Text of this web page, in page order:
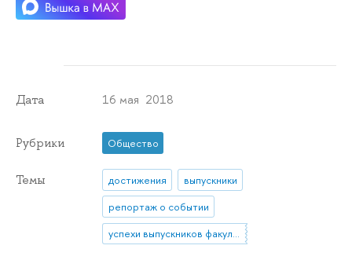
Дата 16 мая 2018
Рубрики Общество
Темы достижения
выпускники
репортаж о событии
успехи выпускников факультета экономики